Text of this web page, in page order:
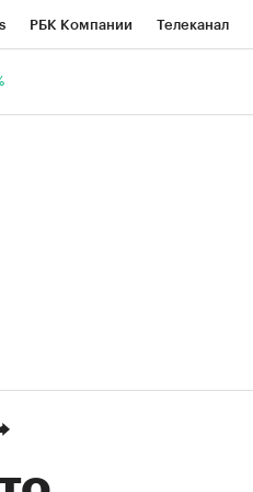
РБК Компании Телеканал